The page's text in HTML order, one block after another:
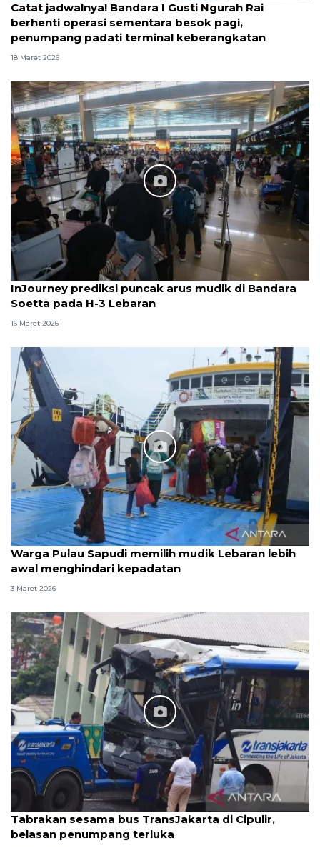
Catat jadwalnya! Bandara I Gusti Ngurah Rai
berhenti operasi sementara besok pagi,
penumpang padati terminal keberangkatan
18 Maret 2026
InJourney prediksi puncak arus mudik di Bandara
Soetta pada H-3 Lebaran
16 Maret 2026
Warga Pulau Sapudi memilih mudik Lebaran lebih
awal menghindari kepadatan
3 Maret 2026
Tabrakan sesama bus TransJakarta di Cipulir,
belasan penumpang terluka